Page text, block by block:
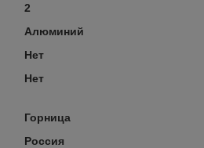
2
Алюминий
Нет
Нет
Горница
Россия